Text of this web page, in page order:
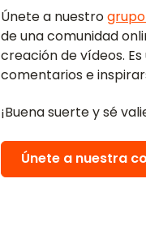
Únete a nuestro
de una comunidad
creación de vídeos.
comentarios e
¡Buena suerte y sé
Únete a nuestra